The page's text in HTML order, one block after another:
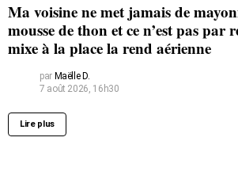
Ma voisine ne met jamais de
mousse de thon et ce n’est pas par
mixe à la place la rend aérienne
par Maëlle D.
7 août 2026, 16h30
Lire plus